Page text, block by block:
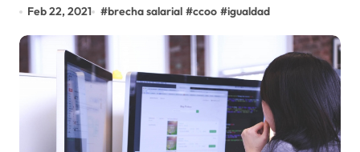
Feb 22, 2021 #brecha salarial #ccoo #igualdad